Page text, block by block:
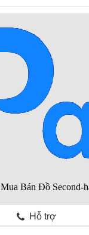
Hỗ trợ